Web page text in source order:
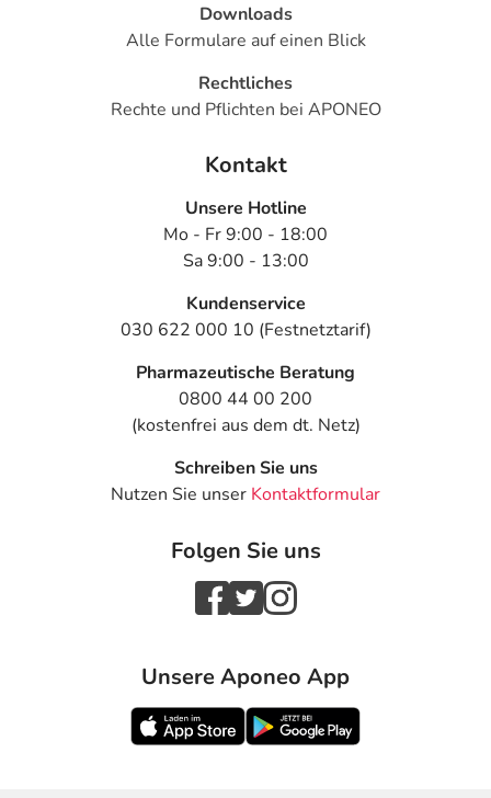
Downloads
Alle Formulare auf einen Blick
Rechtliches
Rechte und Pflichten bei APONEO
Kontakt
Unsere Hotline
Mo - Fr 9:00 - 18:00
Sa 9:00 - 13:00
Kundenservice
030 622 000 10 (Festnetztarif)
Pharmazeutische Beratung
0800 44 00 200
(kostenfrei aus dem dt. Netz)
Schreiben Sie uns
Nutzen Sie unser Kontaktformular
Folgen Sie uns
Unsere Aponeo App